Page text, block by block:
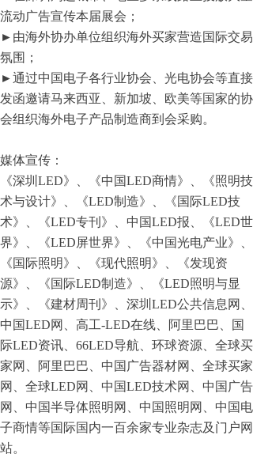
流动广告宣传本届展会；
►由海外协办单位组织海外买家营造国际交易
氛围；
►通过中国电子各行业协会、光电协会等直接
发函邀请马来西亚、新加坡、欧美等国家的协
会组织海外电子产品制造商到会采购。
媒体宣传：
《深圳LED》、《中国LED商情》、《照明技
术与设计》、《LED制造》、《国际LED技
术》、《LED专刊》、中国LED报、《LED世
界》、《LED屏世界》、《中国光电产业》、
《国际照明》、《现代照明》、《发现资
源》、《国际LED制造》、《LED照明与显
示》、《建材周刊》、深圳LED公共信息网、
中国LED网、高工-LED在线、阿里巴巴、国
际LED资讯、66LED导航、环球资源、全球买
家网、阿里巴巴、中国广告器材网、全球买家
网、全球LED网、中国LED技术网、中国广告
网、中国半导体照明网、中国照明网、中国电
子商情等国际国内一百余家专业杂志及门户网
站。